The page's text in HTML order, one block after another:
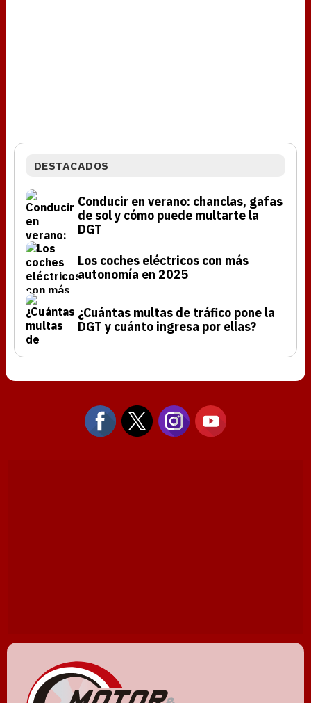
DESTACADOS
Conducir en verano: chanclas, gafas
de sol y cómo puede multarte la
DGT
Los coches eléctricos con más
autonomía en 2025
¿Cuántas multas de tráfico pone la
DGT y cuánto ingresa por ellas?